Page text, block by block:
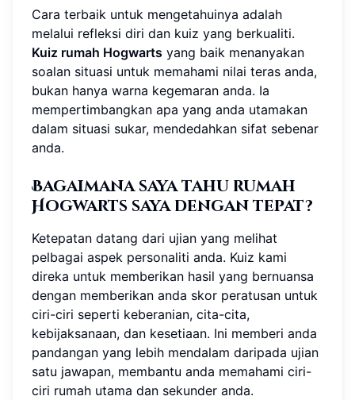
Cara terbaik untuk mengetahuinya adalah
melalui refleksi diri dan kuiz yang berkualiti.
Kuiz rumah Hogwarts yang baik menanyakan
soalan situasi untuk memahami nilai teras anda,
bukan hanya warna kegemaran anda. Ia
mempertimbangkan apa yang anda utamakan
dalam situasi sukar, mendedahkan sifat sebenar
anda.
Bagaimana saya tahu rumah
Hogwarts saya dengan tepat?
Ketepatan datang dari ujian yang melihat
pelbagai aspek personaliti anda. Kuiz kami
direka untuk memberikan hasil yang bernuansa
dengan memberikan anda skor peratusan untuk
ciri-ciri seperti keberanian, cita-cita,
kebijaksanaan, dan kesetiaan. Ini memberi anda
pandangan yang lebih mendalam daripada ujian
satu jawapan, membantu anda memahami ciri-
ciri rumah utama dan sekunder anda.